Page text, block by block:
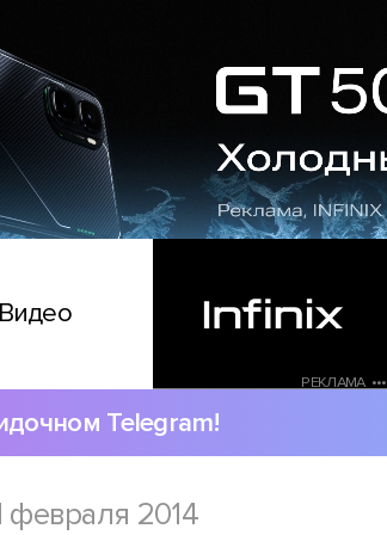
Видео
РЕКЛАМА •••
Telegram!
февраля 2014